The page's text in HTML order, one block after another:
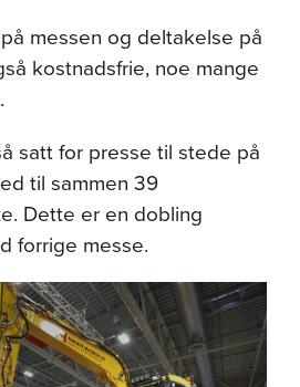
messen og deltakelse på
kostnadsfrie, noe mange
satt for presse til stede på
til sammen 39
Dette er en dobling
forrige messe.